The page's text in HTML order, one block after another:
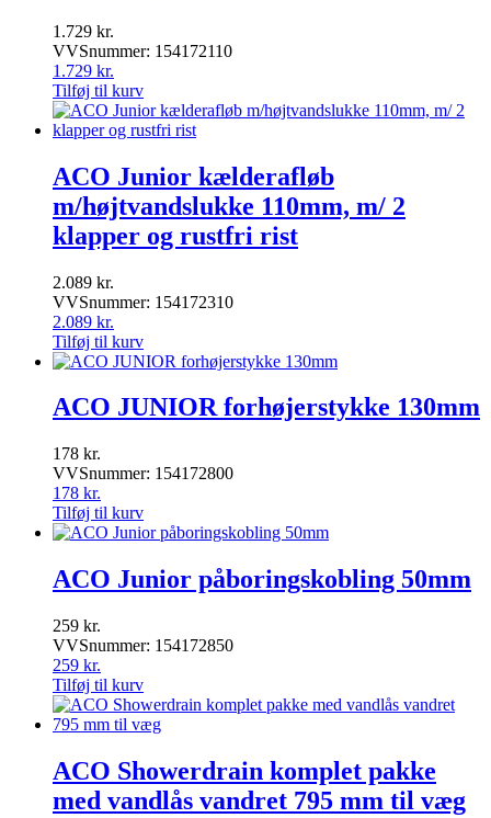
1.729 kr.
VVSnummer: 154172110
1.729 kr.
Tilføj til kurv
ACO Junior kælderafløb
m/højtvandslukke 110mm, m/ 2
klapper og rustfri rist
2.089 kr.
VVSnummer: 154172310
2.089 kr.
Tilføj til kurv
ACO JUNIOR forhøjerstykke 130mm
178 kr.
VVSnummer: 154172800
178 kr.
Tilføj til kurv
ACO Junior påboringskobling 50mm
259 kr.
VVSnummer: 154172850
259 kr.
Tilføj til kurv
ACO Showerdrain komplet pakke
med vandlås vandret 795 mm til væg